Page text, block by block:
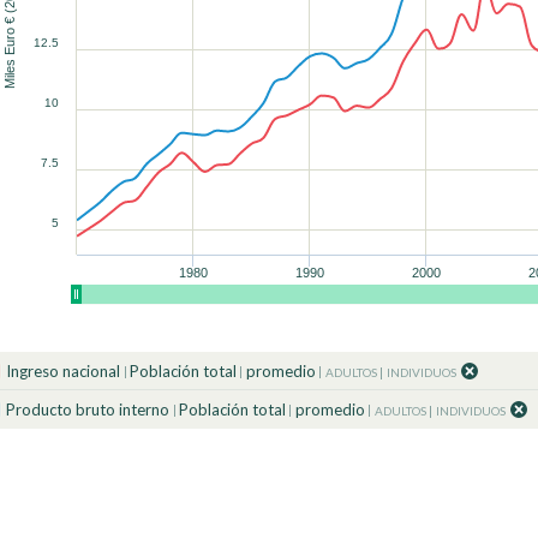
90
90
90
90
90
Miles Euro € (2025)
1980 1990 2000
5
7.5
10
12.5
Ingreso nacional Población total promedio ADULTOS INDIVIDUOS
Producto bruto interno Población total promedio ADULTOS INDIVIDUOS